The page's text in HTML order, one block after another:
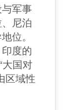
军事
尼泊
位。
度的
大国对
区域性